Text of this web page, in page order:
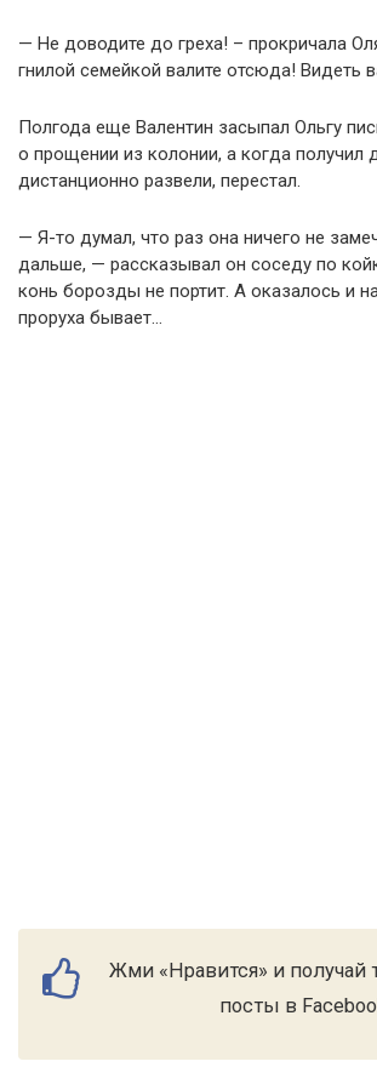
— Не доводите до греха! – прокричала
гнилой семейкой валите отсюда! Видеть
Полгода еще Валентин засыпал Ольгу
о прощении из колонии, а когда получил
дистанционно развели, перестал.
— Я-то думал, что раз она ничего не
дальше, — рассказывал он соседу по
конь борозды не портит. А оказалось и
проруха бывает…
Жми «Нравится» и получай
посты в